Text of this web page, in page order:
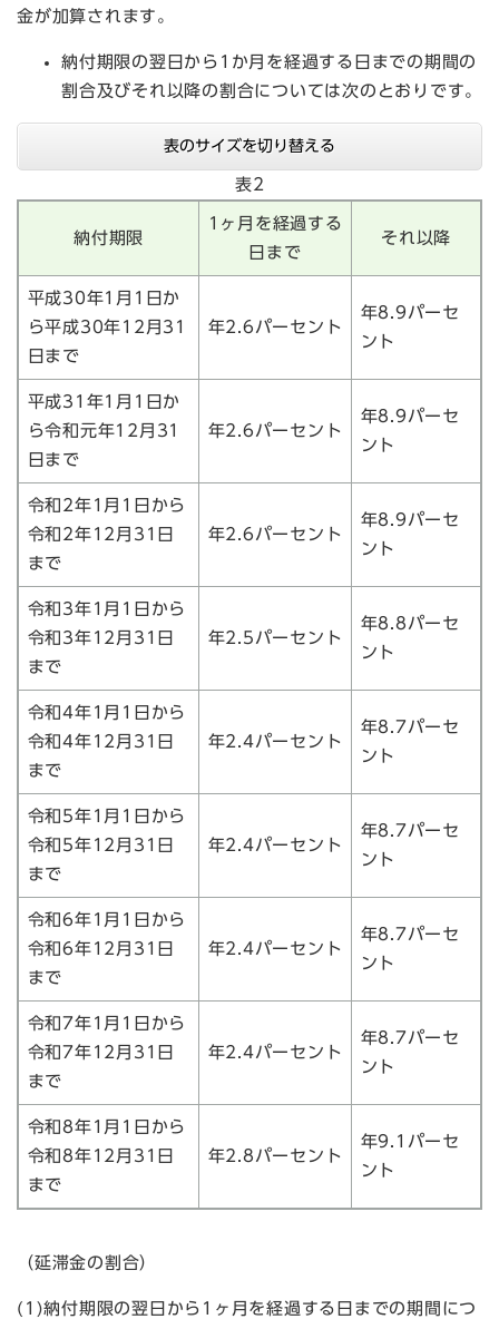
金が加算されます。
納付期限の翌日から1か月を経過する日までの期間の
割合及びそれ以降の割合については次のとおりです。
表のサイズを切り替える
表2
納付期限
1ヶ月を経過する
日まで
それ以降
平成30年1月1日か
ら平成30年12月31
日まで
年2.6パーセント
年8.9パーセ
ント
平成31年1月1日か
ら令和元年12月31
日まで
年2.6パーセント
年8.9パーセ
ント
令和2年1月1日から
令和2年12月31日
まで
年2.6パーセント
年8.9パーセ
ント
令和3年1月1日から
令和3年12月31日
まで
年2.5パーセント
年8.8パーセ
ント
令和4年1月1日から
令和4年12月31日
まで
年2.4パーセント
年8.7パーセ
ント
令和5年1月1日から
令和5年12月31日
まで
年2.4パーセント
年8.7パーセ
ント
令和6年1月1日から
令和6年12月31日
まで
年2.4パーセント
年8.7パーセ
ント
令和7年1月1日から
令和7年12月31日
まで
年2.4パーセント
年8.7パーセ
ント
令和8年1月1日から
令和8年12月31日
まで
年2.8パーセント
年9.1パーセ
ント
（延滞金の割合）
(1)納付期限の翌日から1ヶ月を経過する日までの期間につ